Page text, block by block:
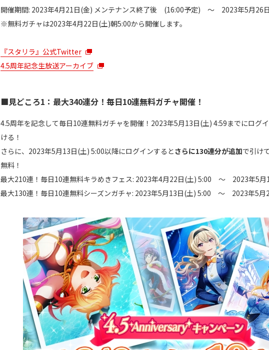
開催期間: 2023年4月21日(金) メンテナンス終了後 (16:00予定) ～ 2023年5月26
※無料ガチャは2023年4月22日(土)朝5:00から開催します。
『スタリラ』公式Twitter
4.5周年記念生放送アーカイブ
■見どころ1：最大340連分！毎日10連無料ガチャ開催！
4.5周年を記念して毎日10連無料ガチャを開催！2023年5月13日(土) 4:59までにログ
ける！
さらに、2023年5月13日(土) 5:00以降にログインするとさらに130連分が追加で引けて
無料！
最大210連！毎日10連無料キラめきフェス: 2023年4月22日(土) 5:00 ～ 2023年5月
最大130連！毎日10連無料シーズンガチャ: 2023年5月13日(土) 5:00 ～ 2023年5月